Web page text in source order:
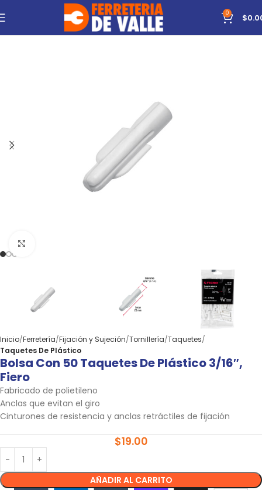
0 $
Inicio Ferretería Fijación y Sujeción Tornillería Taquetes
Taquetes De Plástico
Bolsa Con 50 Taquetes De Plástico 3/16″,
Fiero
Fabricado de polietileno
Anclas que evitan el giro
Cinturones de resistencia y anclas retráctiles de fijación
$19.00
AÑADIR AL CARRITO